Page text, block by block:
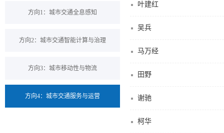
方向1：城市交通全息感知
方向2：城市交通智能计算与治理
方向3：城市移动性与物流
方向4：城市交通服务与运营
叶建红
吴兵
马万经
田野
谢驰
柯华